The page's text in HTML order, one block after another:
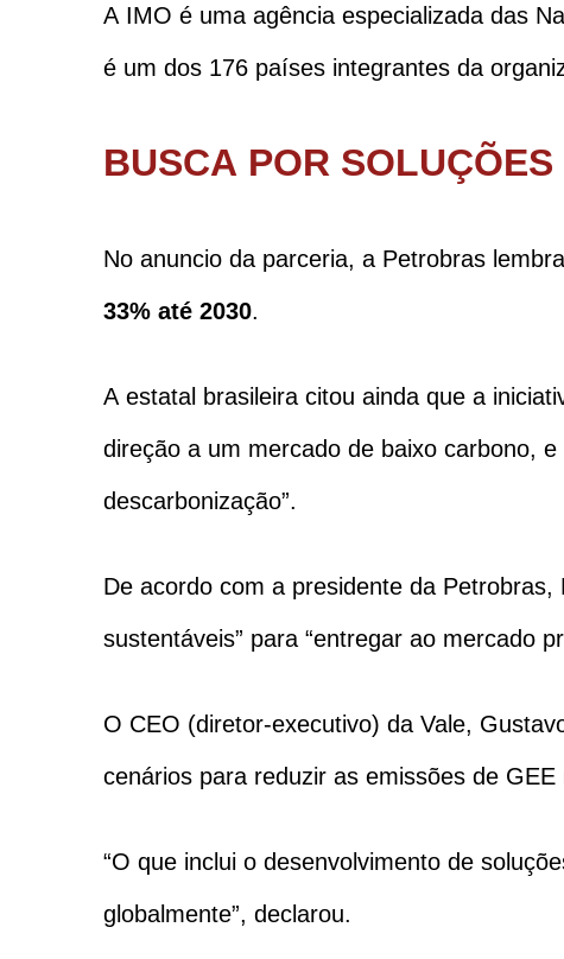
A IMO é uma agência especializada das
é um dos 176 países integrantes da
BUSCA POR SOLUÇÕES
No anuncio da parceria, a Petrobras
33% até 2030.
A estatal brasileira citou ainda que a
direção a um mercado de baixo carbono,
descarbonização”.
De acordo com a presidente da
sustentáveis” para “entregar ao mercado
O CEO (diretor-executivo) da Vale,
cenários para reduzir as emissões de
“O que inclui o desenvolvimento de
globalmente”, declarou.